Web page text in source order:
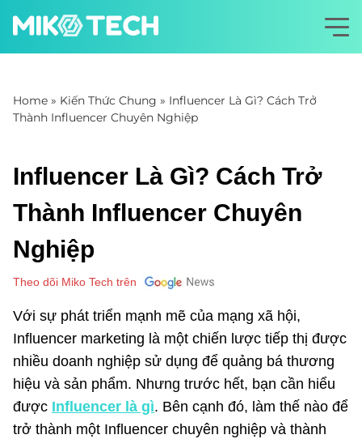
Home » Kiến Thức Chung » Influencer Là Gì? Cách Trở
Thành Influencer Chuyên Nghiệp
Influencer Là Gì? Cách Trở
Thành Influencer Chuyên
Nghiệp
Theo dõi Miko Tech trên
Với sự phát triển mạnh mẽ của mạng xã hội,
Influencer marketing là một chiến lược tiếp thị được
nhiều doanh nghiệp sử dụng để quảng bá thương
hiệu và sản phẩm. Nhưng trước hết, bạn cần hiểu
được Influencer là gì. Bên cạnh đó, làm thế nào để
trở thành một Influencer chuyên nghiệp và thành